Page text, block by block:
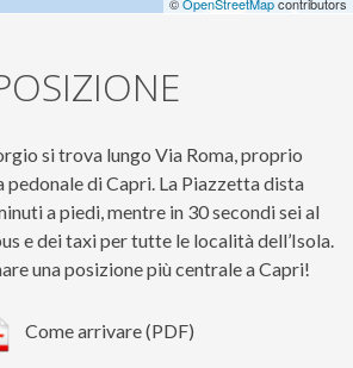
si trova lungo Via Roma, proprio
pedonale di Capri. La Piazzetta dista
a piedi, mentre in 30 secondi sei al
e dei taxi per tutte le località dell’Isola.
una posizione più centrale a Capri!
Come arrivare (PDF)